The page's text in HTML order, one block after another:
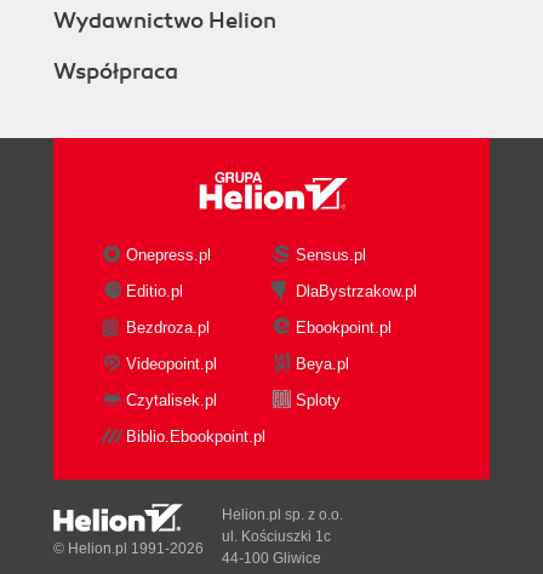
Wydawnictwo Helion
Współpraca
Onepress.pl
Sensus.pl
Editio.pl
DlaBystrzakow.pl
Bezdroza.pl
Ebookpoint.pl
Videopoint.pl
Beya.pl
Czytalisek.pl
Sploty
Biblio.Ebookpoint.pl
© Helion.pl 1991-2026
Helion.pl sp. z o.o.
ul. Kościuszki 1c
44-100 Gliwice